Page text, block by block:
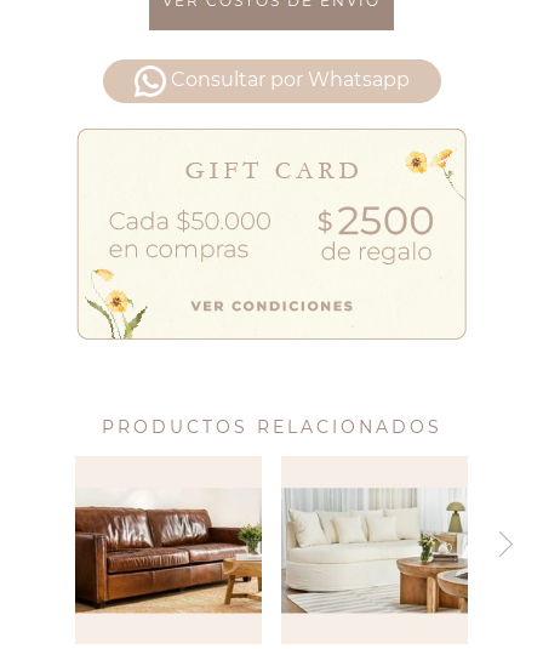
Consultar por Whatsapp
PRODUCTOS RELACIONADOS